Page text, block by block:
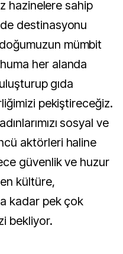
hazinelere sahip
destinasyonu
mümbit
her alanda
gıda
pekiştireceğiz.
sosyal ve
aktörleri haline
güvenlik ve huzur
kültüre,
kadar pek çok
bekliyor.